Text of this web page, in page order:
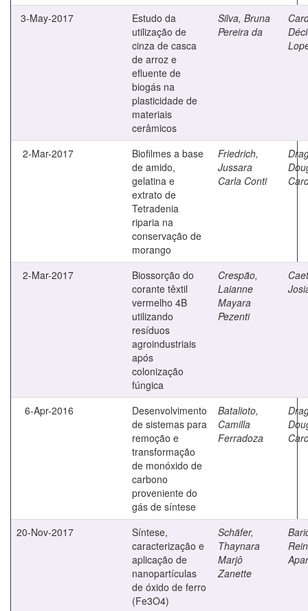
3-May-2017
Estudo da
utilização de
cinza de casca
de arroz e
efluente de
biogás na
plasticidade de
materiais
cerâmicos
Silva, Bruna
Pereira da
2-Mar-2017
Biofilmes a base
de amido,
gelatina e
extrato de
Tetradenia
riparia na
conservação de
morango
Friedrich,
Jussara
Carla Conti
2-Mar-2017
Biossorção do
corante têxtil
vermelho 4B
utilizando
resíduos
agroindustriais
após
colonização
fúngica
Crespão,
Laianne
Mayara
Pezenti
6-Apr-2016
Desenvolvimento
de sistemas para
remoção e
transformação
de monóxido de
carbono
proveniente do
gás de síntese
Batalioto,
Camilla
Ferradoza
20-Nov-2017
Síntese,
caracterização e
aplicação de
nanopartículas
de óxido de ferro
(Fe3O4)
Schäfer,
Thaynara
Marjô
Zanette